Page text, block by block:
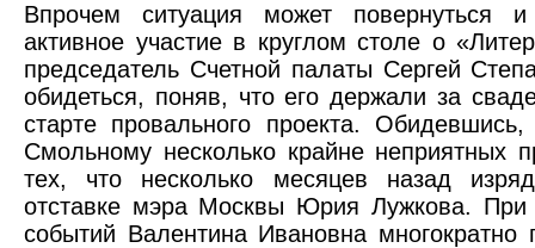
Впрочем ситуация может повернуться
активное участие в круглом столе о
председатель Счетной палаты Сергей
обидеться, поняв, что его держали за
старте провального проекта.
Смольному несколько крайне неприятных
тех, что несколько месяцев назад
отставке мэра Москвы Юрия Лужкова. При
событий Валентина Ивановна многократно